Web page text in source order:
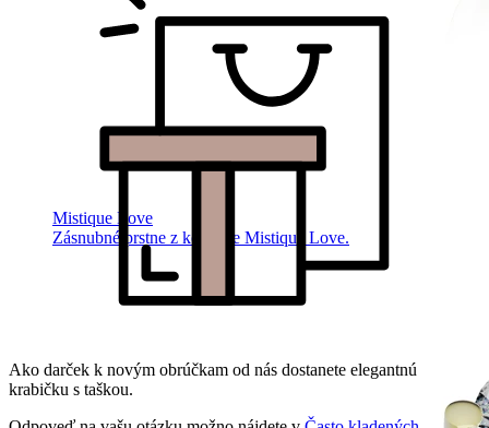
Mistique Love
Zásnubné prstne z kolekcie Mistique Love.
Ako darček k novým obrúčkam od nás dostanete elegantnú
krabičku s taškou.